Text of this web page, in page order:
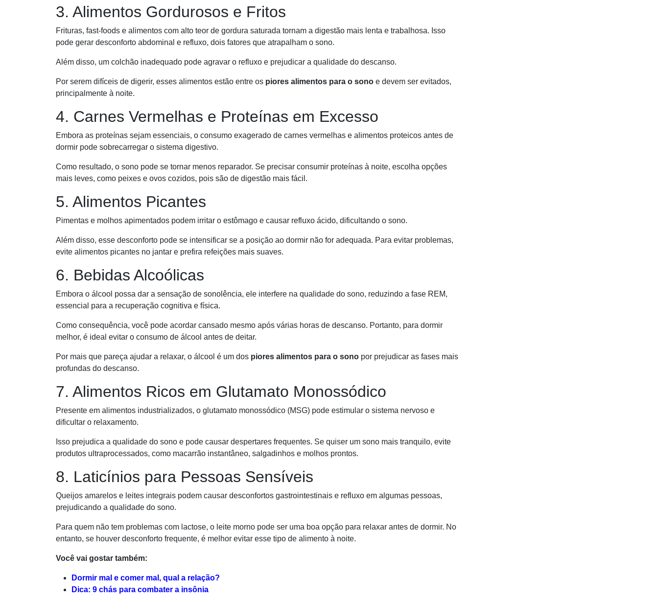
3. Alimentos Gordurosos e Fritos
Frituras, fast-foods e alimentos com alto teor de gordura saturada tornam a digestão mais lenta e trabalhosa. Isso
pode gerar desconforto abdominal e refluxo, dois fatores que atrapalham o sono.
Além disso, um colchão inadequado pode agravar o refluxo e prejudicar a qualidade do descanso.
Por serem difíceis de digerir, esses alimentos estão entre os piores alimentos para o sono e devem ser evitados,
principalmente à noite.
4. Carnes Vermelhas e Proteínas em Excesso
Embora as proteínas sejam essenciais, o consumo exagerado de carnes vermelhas e alimentos proteicos antes de
dormir pode sobrecarregar o sistema digestivo.
Como resultado, o sono pode se tornar menos reparador. Se precisar consumir proteínas à noite, escolha opções
mais leves, como peixes e ovos cozidos, pois são de digestão mais fácil.
5. Alimentos Picantes
Pimentas e molhos apimentados podem irritar o estômago e causar refluxo ácido, dificultando o sono.
Além disso, esse desconforto pode se intensificar se a posição ao dormir não for adequada. Para evitar problemas,
evite alimentos picantes no jantar e prefira refeições mais suaves.
6. Bebidas Alcoólicas
Embora o álcool possa dar a sensação de sonolência, ele interfere na qualidade do sono, reduzindo a fase REM,
essencial para a recuperação cognitiva e física.
Como consequência, você pode acordar cansado mesmo após várias horas de descanso. Portanto, para dormir
melhor, é ideal evitar o consumo de álcool antes de deitar.
Por mais que pareça ajudar a relaxar, o álcool é um dos piores alimentos para o sono por prejudicar as fases mais
profundas do descanso.
7. Alimentos Ricos em Glutamato Monossódico
Presente em alimentos industrializados, o glutamato monossódico (MSG) pode estimular o sistema nervoso e
dificultar o relaxamento.
Isso prejudica a qualidade do sono e pode causar despertares frequentes. Se quiser um sono mais tranquilo, evite
produtos ultraprocessados, como macarrão instantâneo, salgadinhos e molhos prontos.
8. Laticínios para Pessoas Sensíveis
Queijos amarelos e leites integrais podem causar desconfortos gastrointestinais e refluxo em algumas pessoas,
prejudicando a qualidade do sono.
Para quem não tem problemas com lactose, o leite morno pode ser uma boa opção para relaxar antes de dormir. No
entanto, se houver desconforto frequente, é melhor evitar esse tipo de alimento à noite.
Você vai gostar também:
Dormir mal e comer mal, qual a relação?
Dica: 9 chás para combater a insônia